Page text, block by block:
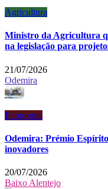
Agricultura
Ministro da Agricultura
na legislação para
21/07/2026
Odemira
Economia
Odemira: Prémio
inovadores
20/07/2026
Baixo Alentejo